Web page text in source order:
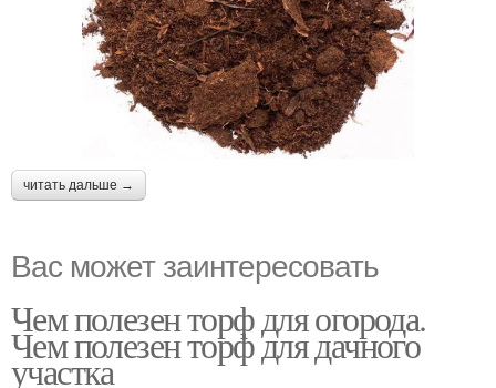
читать дальше →
Вас может заинтересовать
Чем полезен торф для огорода.
Чем полезен торф для дачного
участка